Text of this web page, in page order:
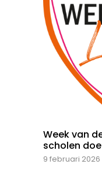
Week van
scholen
9 februari 2026